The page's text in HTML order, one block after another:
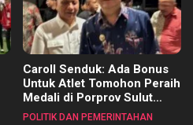
Caroll Senduk: Ada Bonus
Untuk Atlet Tomohon Peraih
Medali di Porprov Sulut
2025
POLITIK DAN PEMERINTAHAN